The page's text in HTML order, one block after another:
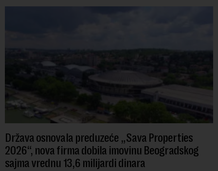
Država osnovala preduzeće „Sava Properties
2026“, nova firma dobila imovinu Beogradskog
sajma vrednu 13,6 milijardi dinara